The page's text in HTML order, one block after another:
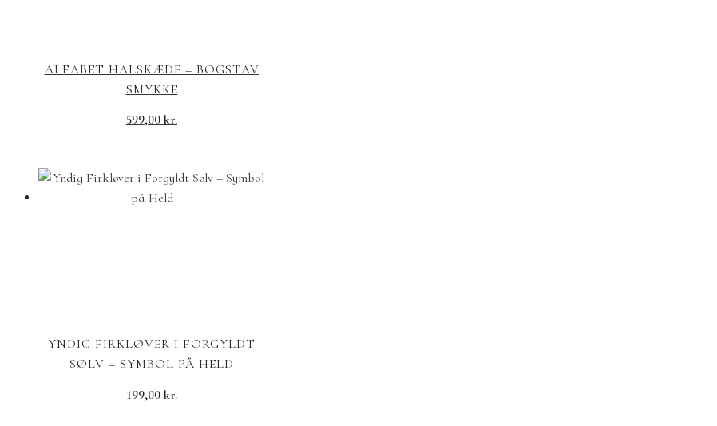
ALFABET HALSKÆDE – BOGSTAV
SMYKKE
599,00 kr.
YNDIG FIRKLØVER I FORGYLDT
SØLV – SYMBOL PÅ HELD
199,00 kr.